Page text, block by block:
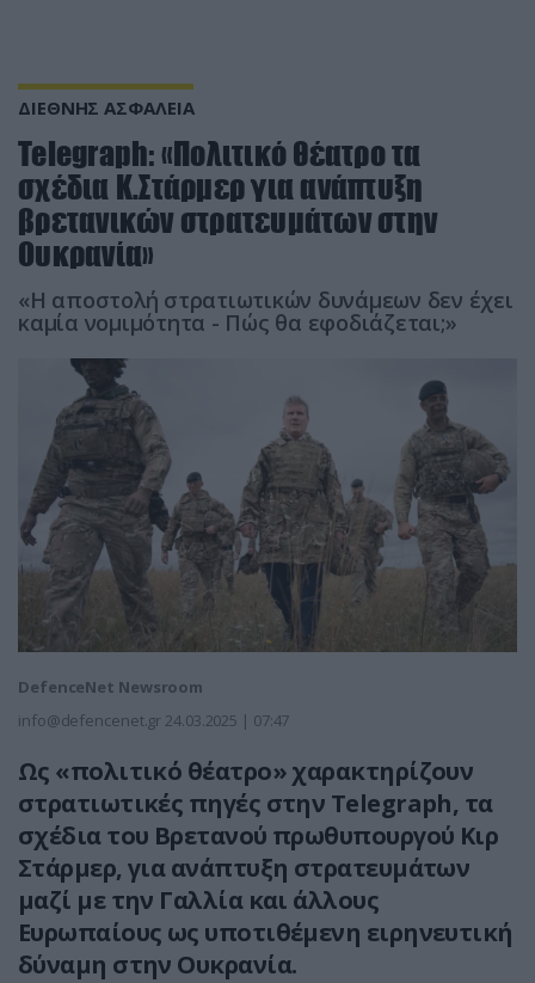
ΔΙΕΘΝΗΣ ΑΣΦΑΛΕΙΑ
Telegraph: «Πολιτικό θέατρο τα
σχέδια Κ.Στάρμερ για ανάπτυξη
βρετανικών στρατευμάτων στην
Ουκρανία»
«Η αποστολή στρατιωτικών δυνάμεων δεν έχει
καμία νομιμότητα - Πώς θα εφοδιάζεται;»
DefenceNet Newsroom
info@defencenet.gr 24.03.2025 | 07:47
Ως «πολιτικό θέατρο» χαρακτηρίζουν
στρατιωτικές πηγές στην Telegraph, τα
σχέδια του Βρετανού πρωθυπουργού Κιρ
Στάρμερ, για ανάπτυξη στρατευμάτων
μαζί με την Γαλλία και άλλους
Ευρωπαίους ως υποτιθέμενη ειρηνευτική
δύναμη στην Ουκρανία.